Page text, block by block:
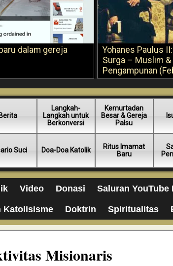
dalam gereja
Yohanes Paulus
Surga – Muslim &
Pengampunan
Berita
Langkah-
Langkah untuk
Berkonversi
Kemurtadan
Besar & Gereja
Palsu
Suci Doa-Doa Katolik
Ritus Imamat
Baru
Video Donasi Saluran YouTube
Katolisisme Doktrin Spiritualitas
Misionaris